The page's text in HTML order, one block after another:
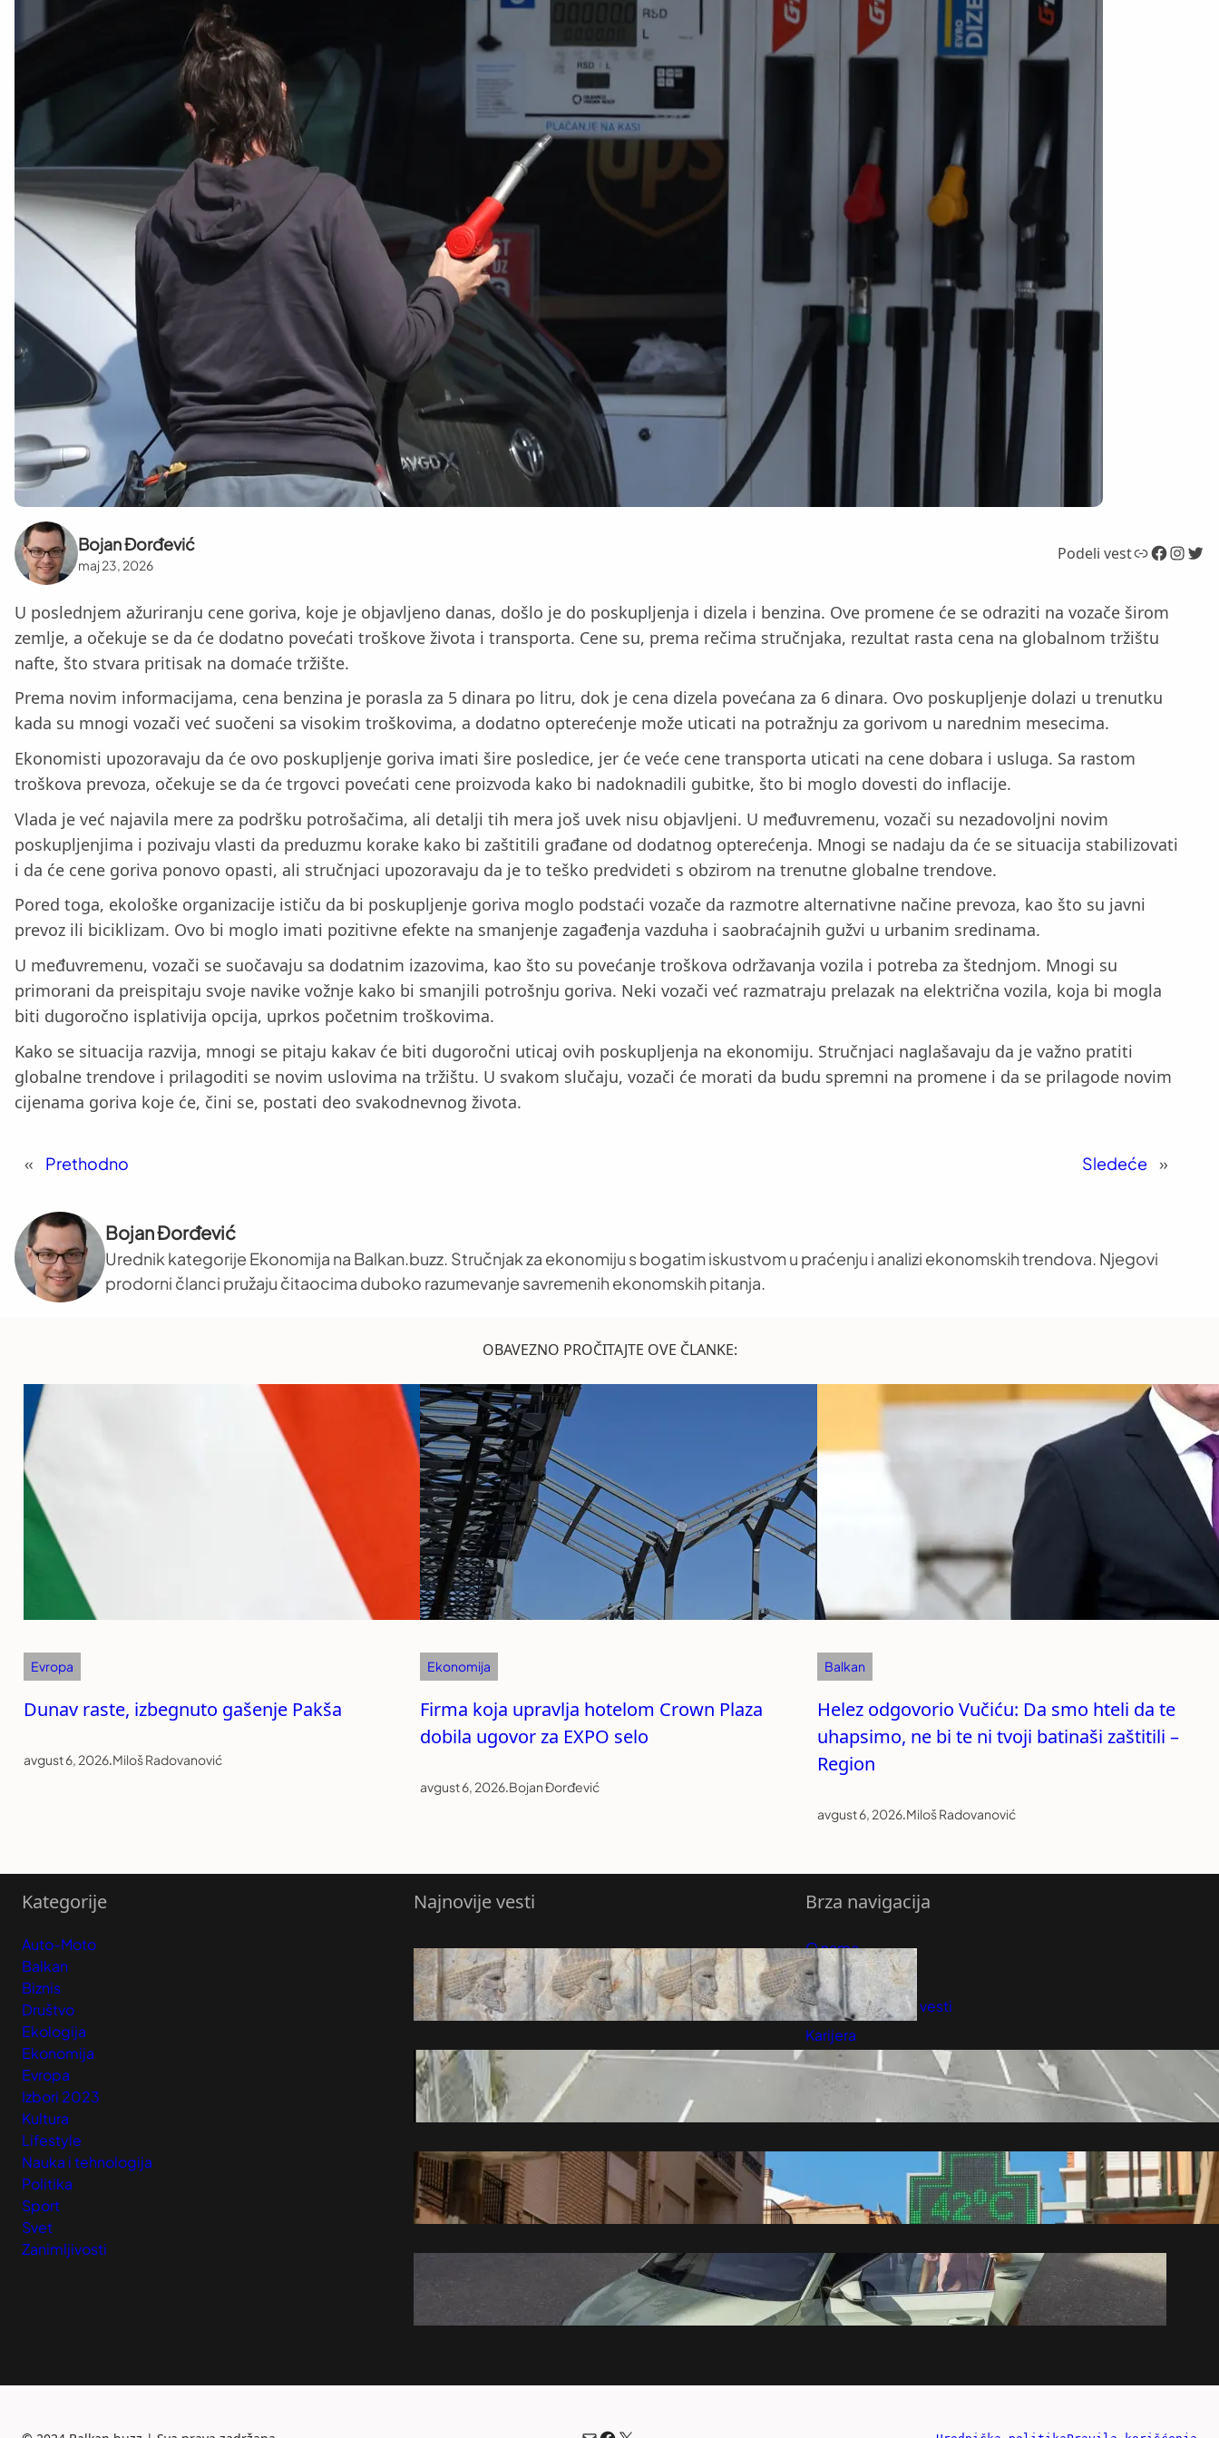
Bojan Đorđević
maj 23, 2026
Podeli vestLink Facebook InstagramTwitter
U poslednjem ažuriranju cene goriva, koje je objavljeno danas, došlo je do poskupljenja i dizela i benzina. Ove promene će se odraziti na vozače širom
zemlje, a očekuje se da će dodatno povećati troškove života i transporta. Cene su, prema rečima stručnjaka, rezultat rasta cena na globalnom tržištu
nafte, što stvara pritisak na domaće tržište.
Prema novim informacijama, cena benzina je porasla za 5 dinara po litru, dok je cena dizela povećana za 6 dinara. Ovo poskupljenje dolazi u trenutku
kada su mnogi vozači već suočeni sa visokim troškovima, a dodatno opterećenje može uticati na potražnju za gorivom u narednim mesecima.
Ekonomisti upozoravaju da će ovo poskupljenje goriva imati šire posledice, jer će veće cene transporta uticati na cene dobara i usluga. Sa rastom
troškova prevoza, očekuje se da će trgovci povećati cene proizvoda kako bi nadoknadili gubitke, što bi moglo dovesti do inflacije.
Vlada je već najavila mere za podršku potrošačima, ali detalji tih mera još uvek nisu objavljeni. U međuvremenu, vozači su nezadovoljni novim
poskupljenjima i pozivaju vlasti da preduzmu korake kako bi zaštitili građane od dodatnog opterećenja. Mnogi se nadaju da će se situacija stabilizovati
i da će cene goriva ponovo opasti, ali stručnjaci upozoravaju da je to teško predvideti s obzirom na trenutne globalne trendove.
Pored toga, ekološke organizacije ističu da bi poskupljenje goriva moglo podstaći vozače da razmotre alternativne načine prevoza, kao što su javni
prevoz ili biciklizam. Ovo bi moglo imati pozitivne efekte na smanjenje zagađenja vazduha i saobraćajnih gužvi u urbanim sredinama.
U međuvremenu, vozači se suočavaju sa dodatnim izazovima, kao što su povećanje troškova održavanja vozila i potreba za štednjom. Mnogi su
primorani da preispitaju svoje navike vožnje kako bi smanjili potrošnju goriva. Neki vozači već razmatraju prelazak na električna vozila, koja bi mogla
biti dugoročno isplativija opcija, uprkos početnim troškovima.
Kako se situacija razvija, mnogi se pitaju kakav će biti dugoročni uticaj ovih poskupljenja na ekonomiju. Stručnjaci naglašavaju da je važno pratiti
globalne trendove i prilagoditi se novim uslovima na tržištu. U svakom slučaju, vozači će morati da budu spremni na promene i da se prilagode novim
cijenama goriva koje će, čini se, postati deo svakodnevnog života.
« Prethodno Sledeće »
Bojan Đorđević
Urednik kategorije Ekonomija na Balkan.buzz. Stručnjak za ekonomiju s bogatim iskustvom u praćenju i analizi ekonomskih trendova. Njegovi
prodorni članci pružaju čitaocima duboko razumevanje savremenih ekonomskih pitanja.
OBAVEZNO PROČITAJTE OVE ČLANKE:
Evropa
Dunav raste, izbegnuto gašenje Pakša
avgust 6, 2026.Miloš Radovanović
Ekonomija
Firma koja upravlja hotelom Crown Plaza
dobila ugovor za EXPO selo
avgust 6, 2026.Bojan Đorđević
Balkan
Helez odgovorio Vučiću: Da smo hteli da te
uhapsimo, ne bi te ni tvoji batinaši zaštitili –
Region
avgust 6, 2026.Miloš Radovanović
Kategorije
Auto-Moto
Balkan
Biznis
Društvo
Ekologija
Ekonomija
Evropa
Izbori 2023
Kultura
Lifestyle
Nauka i tehnologija
Politika
Sport
Svet
Zanimljivosti
Najnovije vesti
Novo otkriće mijenja pogled na prvu
vojnu supersilu svijeta
avgust 6, 2026
Nerealne scene na granici sa Crnom
Gorom: Kamere sve zabeležile, sad je
pravo vreme (foto)
avgust 6, 2026
Toplotni talas u Evropi: rekordi, požari
avgust 6, 2026
Kada se bira kvalitet i sigurnost – Škoda
ostaje među najpoželjnijim izborima
vozača
avgust 6, 2026
Brza navigacija
O nama
Predloži Vest
Pretplatite se na vesti
Karijera
Marketing
Kontakt